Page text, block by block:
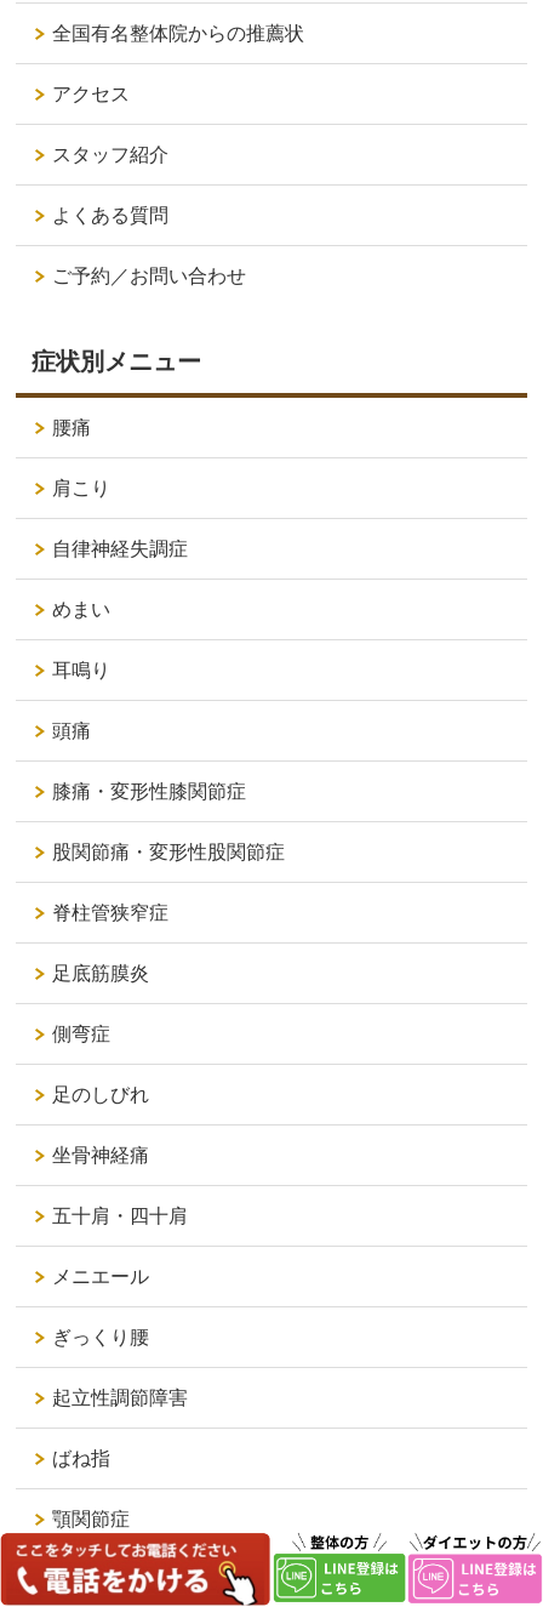
全国有名整体院からの推薦状
アクセス
スタッフ紹介
よくある質問
ご予約／お問い合わせ
症状別メニュー
腰痛
肩こり
自律神経失調症
めまい
耳鳴り
頭痛
膝痛・変形性膝関節症
股関節痛・変形性股関節症
脊柱管狭窄症
足底筋膜炎
側弯症
足のしびれ
坐骨神経痛
五十肩・四十肩
メニエール
ぎっくり腰
起立性調節障害
ばね指
顎関節症
PMS（月経前症候群）